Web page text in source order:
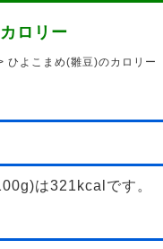
ロリー
ひよこまめ(雛豆)のカロリー
は321kcalです。